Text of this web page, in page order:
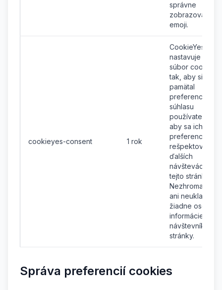
správne
zobrazovať
emoji.
cookieyes-consent 1 rok
CookieYes
nastavuje tento
súbor cookie
tak, aby si
pamätal
preferencie
súhlasu
používateľov,
aby sa ich
preferencie
rešpektovali pri
ďalších
návštevách
tejto stránky.
Nezhromažďuje
ani neukladá
žiadne osobné
informácie o
návštevníkoch
stránky.
Správa preferencií cookies